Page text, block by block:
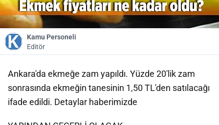
Kamu Personeli
Editör
Ankara'da ekmeğe zam yapıldı. Yüzde 20'lik zam
sonrasında ekmeğin tanesinin 1,50 TL'den satılacağı
ifade edildi. Detaylar haberimizde